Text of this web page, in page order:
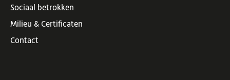
Sociaal betrokken
Milieu & Certificaten
Contact